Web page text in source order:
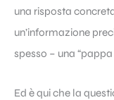
una risposta
un’informazione
spesso – una
Ed è qui che la